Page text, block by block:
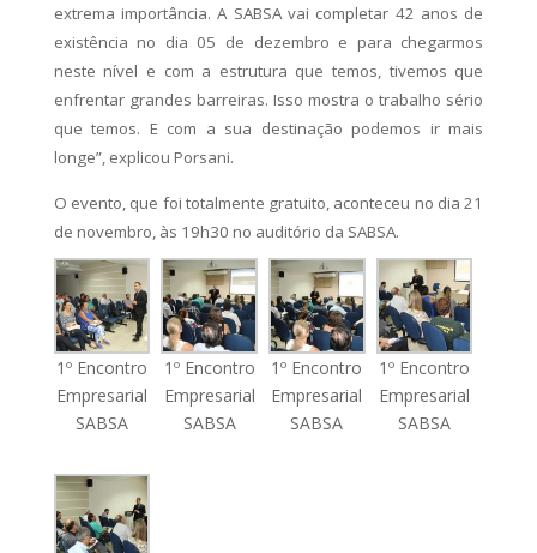
extrema importância. A SABSA vai completar 42 anos de
existência no dia 05 de dezembro e para chegarmos
neste nível e com a estrutura que temos, tivemos que
enfrentar grandes barreiras. Isso mostra o trabalho sério
que temos. E com a sua destinação podemos ir mais
longe”, explicou Porsani.
O evento, que foi totalmente gratuito, aconteceu no dia 21
de novembro, às 19h30 no auditório da SABSA.
1º Encontro
Empresarial
SABSA
1º Encontro
Empresarial
SABSA
1º Encontro
Empresarial
SABSA
1º Encontro
Empresarial
SABSA